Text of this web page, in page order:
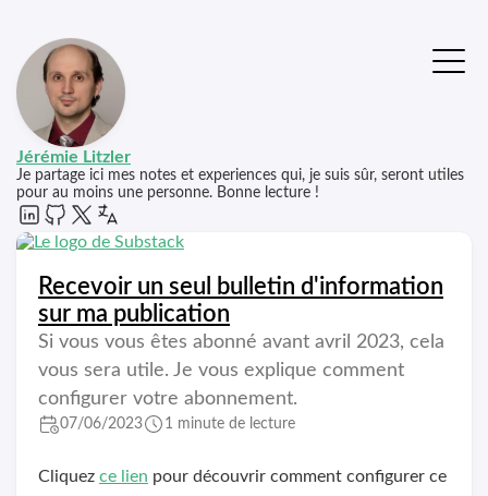
Jérémie Litzler
Je partage ici mes notes et experiences qui, je suis sûr, seront utiles
pour au moins une personne. Bonne lecture !
Recevoir un seul bulletin d'information
sur ma publication
Si vous vous êtes abonné avant avril 2023, cela
vous sera utile. Je vous explique comment
configurer votre abonnement.
07/06/2023 1 minute de lecture
Cliquez ce lien pour découvrir comment configurer ce